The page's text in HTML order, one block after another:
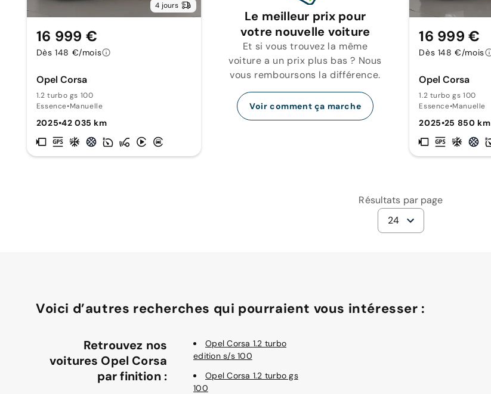
4 jours
Opel Corsa
1.2 turbo gs 100
Essence•Manuelle
2025•42 035 km
16 999 €
Dès 148 €/mois
Le meilleur prix pour
votre nouvelle voiture
Et si vous trouvez la même
voiture a un prix plus bas ? Nous
vous remboursons la différence.
Voir comment ça marche
Opel Corsa
1.2 turbo gs 100
Essence•Manuelle
2025•25 850 km
16 999 €
Dès 148 €/mois
Résultats par page
24
Voici d’autres recherches qui pourraient vous intéresser :
Retrouvez nos
voitures Opel Corsa
par finition :
Opel Corsa 1.2 turbo
edition s/s 100
Opel Corsa 1.2 turbo gs
100